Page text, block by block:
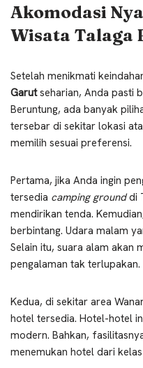
Akomodasi
Wisata Talaga
Setelah menikmati
Garutseharian, Anda pasti
Beruntung, ada banyak
tersebar di sekitar lokasi
memilih sesuai preferensi.
Pertama, jika Anda ingin
tersedia camping grounddi
mendirikan tenda.
berbintang. Udara malam
Selain itu, suara alam akan
pengalaman tak terlupakan.
Kedua, di sekitar area
hotel tersedia. Hotel-hotel
modern. Bahkan,
menemukan hotel dari